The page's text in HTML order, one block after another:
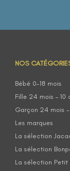
NOS
Bébé 0-18 mois
Fille 24 mois – 10
Garçon 24 mois –
Les marques
La sélection
La sélection
La sélection Petit